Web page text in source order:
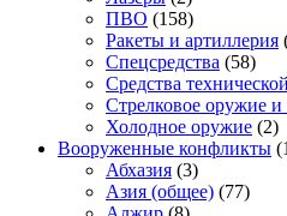
ПВО (158)
Ракеты и артиллерия
Спецсредства (58)
Средства
Стрелковое оружие
Холодное оружие (2)
Вооруженные конфликты
Абхазия (3)
Азия (общее) (77)